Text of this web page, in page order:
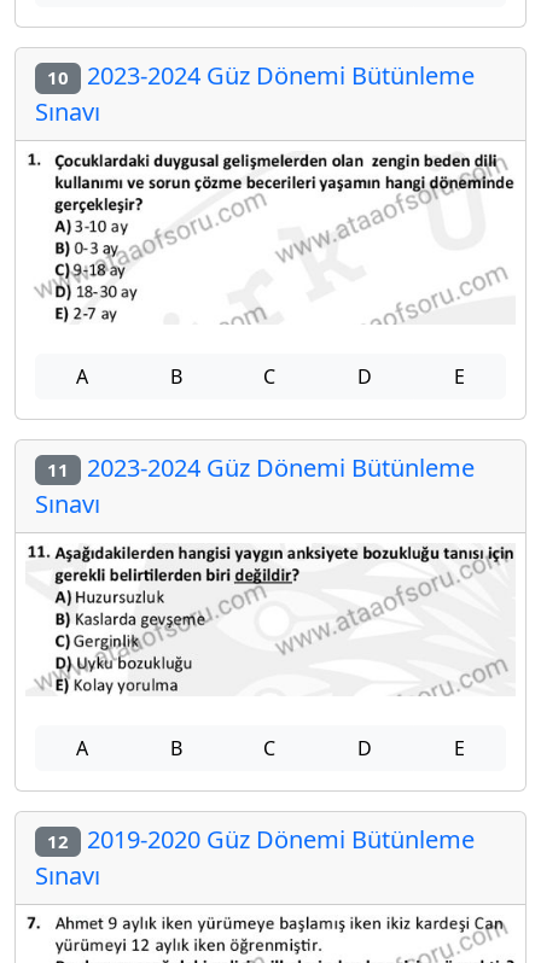
10 2023-2024 Güz Dönemi Bütünleme
Sınavı
A B C D E
11 2023-2024 Güz Dönemi Bütünleme
Sınavı
A B C D E
12 2019-2020 Güz Dönemi Bütünleme
Sınavı